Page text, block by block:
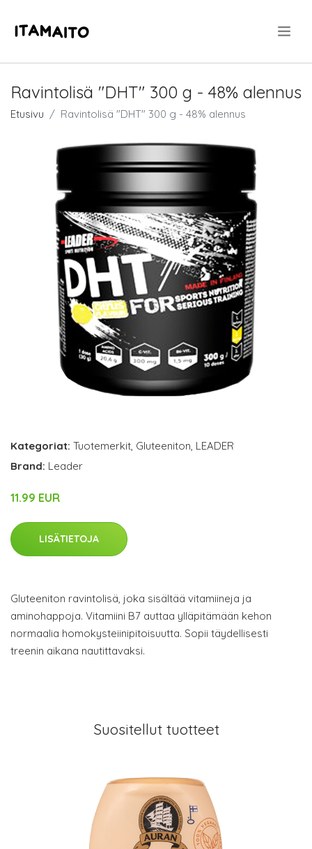
Ravintolisä "DHT" 300 g - 48% alennus
Etusivu Ravintolisä "DHT" 300 g - 48% alennus
Kategoriat: Tuotemerkit, Gluteeniton, LEADER
Brand: Leader
11.99 EUR
LISÄTIETOJA
Gluteeniton ravintolisä, joka sisältää vitamiineja ja
aminohappoja. Vitamiini B7 auttaa ylläpitämään kehon
normaalia homokysteiinipitoisuutta. Sopii täydellisesti
treenin aikana nautittavaksi.
Suositellut tuotteet